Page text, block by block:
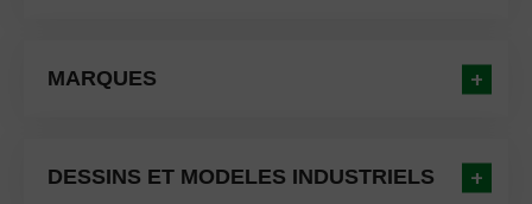
MARQUES
DESSINS ET MODELES INDUSTRIELS